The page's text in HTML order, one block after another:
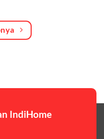
berkualitas tinggi
IndiHome